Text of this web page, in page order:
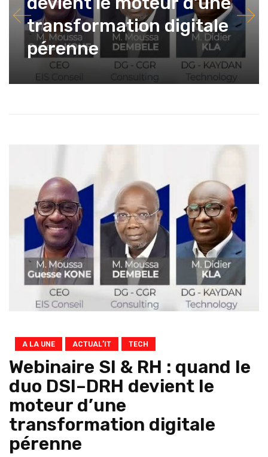
transformation digitale
pérenne
A LA UNE ACTUAL’IT TECH
Webinaire SI & RH : quand le
duo DSI–DRH devient le
moteur d’une
transformation digitale
pérenne